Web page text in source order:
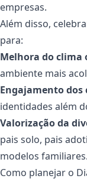
empresas.
Além disso,
para:
Melhora do clima
ambiente mais
Engajamento dos
identidades além
Valorização da
pais solo, pais
modelos familiares.
Como planejar o